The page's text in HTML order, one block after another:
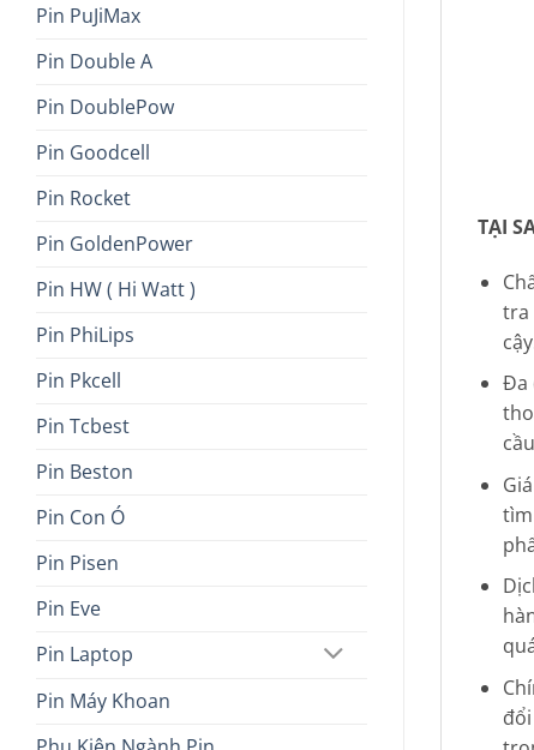
Pin PuJiMax
Pin Double A
Pin DoublePow
Pin Goodcell
Pin Rocket
Pin GoldenPower
Pin HW ( Hi Watt )
Pin PhiLips
Pin Pkcell
Pin Tcbest
Pin Beston
Pin Con Ó
Pin Pisen
Pin Eve
Pin Laptop
Pin Máy Khoan
TẠI
tra
Đa